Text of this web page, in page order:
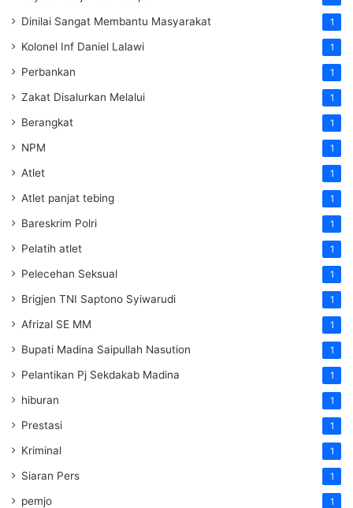
Dinilai Sangat Membantu Masyarakat 1
Kolonel Inf Daniel Lalawi 1
Perbankan 1
Zakat Disalurkan Melalui 1
Berangkat 1
NPM 1
Atlet 1
Atlet panjat tebing 1
Bareskrim Polri 1
Pelatih atlet 1
Pelecehan Seksual 1
Brigjen TNI Saptono Syiwarudi 1
Afrizal SE MM 1
Bupati Madina Saipullah Nasution 1
Pelantikan Pj Sekdakab Madina 1
hiburan 1
Prestasi 1
Kriminal 1
Siaran Pers 1
pemjo 1